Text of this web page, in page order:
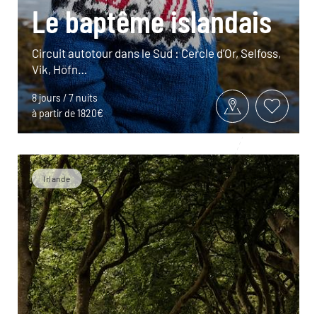
Le baptême islandais
Circuit autotour dans le Sud : Cercle d’Or, Selfoss,
Vik, Höfn…
8 jours / 7 nuits
à partir de 1820€
Irlande